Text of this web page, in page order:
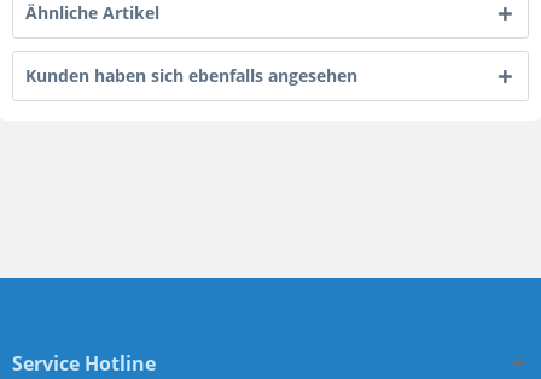
Ähnliche Artikel
Kunden haben sich ebenfalls angesehen
Service Hotline